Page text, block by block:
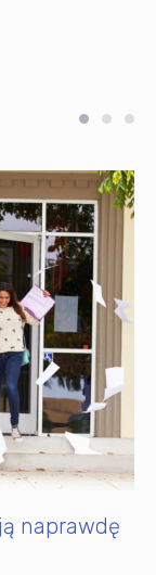
naprawdę